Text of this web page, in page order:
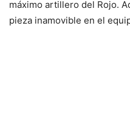
máximo artillero del Rojo.
pieza inamovible en el